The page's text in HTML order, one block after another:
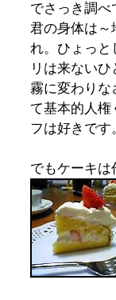
でさっき調
君の身体は～
れ。ひょっと
リは来ない
霧に変わりな
て基本的人
フは好きで
でもケーキは